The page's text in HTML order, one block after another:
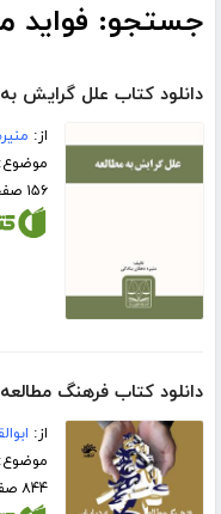
جستجو: فواید
دانلود کتاب علل گرایش
از:
موضوع:
۱۵۶ صفحه
دانلود کتاب فرهنگ
از:
۸۴۴ صفحه